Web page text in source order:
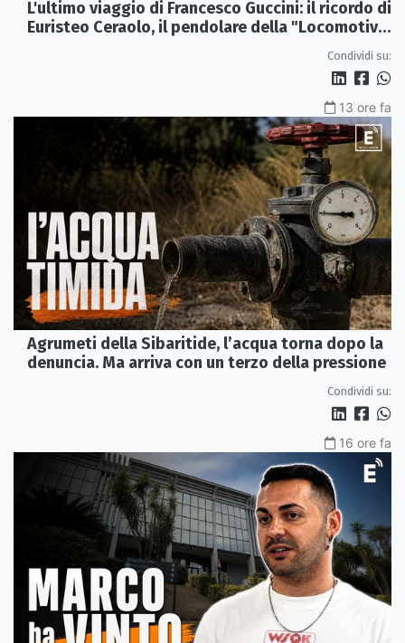
L'ultimo viaggio di Francesco Guccini: il ricordo di
Euristeo Ceraolo, il pendolare della "Locomotiva
Condividi su:
13 ore fa
Agrumeti della Sibaritide, l’acqua torna dopo la
denuncia. Ma arriva con un terzo della pressione
Condividi su:
16 ore fa